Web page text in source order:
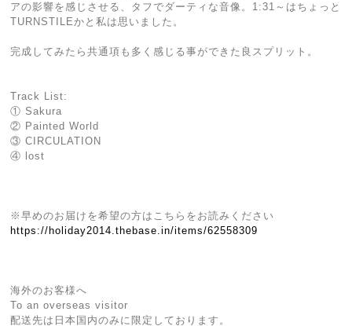
アの影響を感じさせる、タフでダーティな音像。1:31～はちょっと
TURNSTILEかと私は思いました。
完成してみたら共通項も多く感じる事ができた良スプリット。
Track List:
① Sakura
② Painted World
③ CIRCULATION
④ lost
※早めのお届けを希望の方はこちらをお読みください
https://holiday2014.thebase.in/items/62558309
海外のお客様へ
To an overseas visitor
配送先は日本国内のみに限定しております。